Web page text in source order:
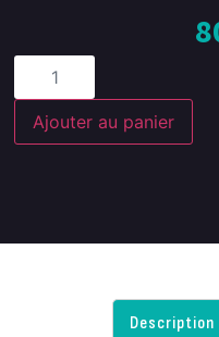
Ajouter au panier
Description